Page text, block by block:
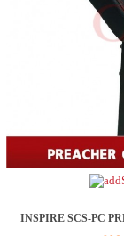
INSPIRE SCS-PC